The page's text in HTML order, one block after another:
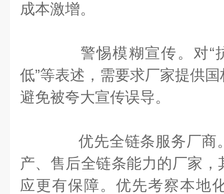
成本激增。
警惕模糊宣传。对“
低”等表述，需要求厂家提供
避免被夸大宣传误导。
优先全链条服务厂商
产、售后全链条能力的厂家
应更有保障。优先考察本地